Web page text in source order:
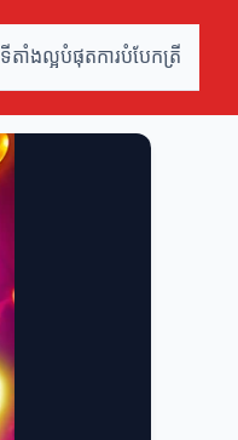
ទីតាំងល្អបំផុតការបំបែកត្រី